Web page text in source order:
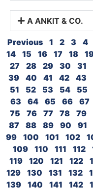
A ANKIT & CO.
Previous 1 2 3 4
14
15 16 17 18
27
28 29 30 31
39
40 41 42 43
51
52 53 54 55
63
64 65 66 67
75
76 77 78 79
87
88 89 90 91
99
100 101 102
109
110 111 112
119
120 121 122
129
130 131 132
139
140 141 142